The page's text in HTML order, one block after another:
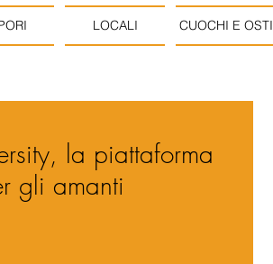
LOCALI CUOCHI E OSTI
la piattaforma
gli amanti